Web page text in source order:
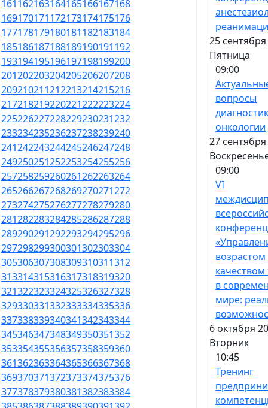
161162163164165166167168
169170171172173174175176
177178179180181182183184
185186187188189190191192
193194195196197198199200
201202203204205206207208
209210211212213214215216
217218219220221222223224
225226227228229230231232
233234235236237238239240
241242243244245246247248
249250251252253254255256
257258259260261262263264
265266267268269270271272
273274275276277278279280
281282283284285286287288
289290291292293294295296
297298299300301302303304
305306307308309310311312
313314315316317318319320
321322323324325326327328
329330331332333334335336
337338339340341342343344
345346347348349350351352
353354355356357358359360
361362363364365366367368
369370371372373374375376
377378379380381382383384
25
Пятница
09:00
вопросы
онкологии
27
09:00
VI
в
мире:
6 октября
Вторник
10:45
Тренинг